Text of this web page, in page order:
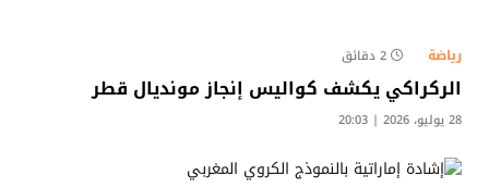
رياضة 2 دقائق
الركراكي يكشف كواليس إنجاز مونديال قطر
28 يوليو، 2026 | 20:03